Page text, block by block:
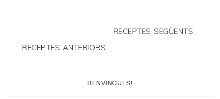
RECEPTES SEGÜENTS
RECEPTES ANTERIORS
BENVINGUTS!